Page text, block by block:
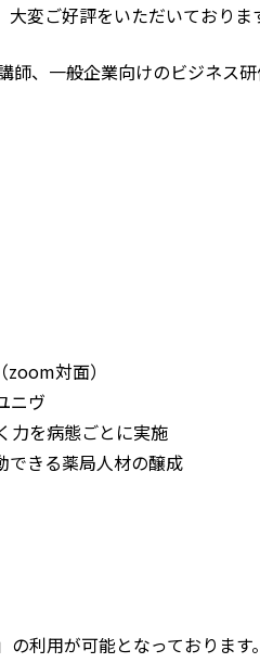
変ご好評をいただいておりま
、一般企業向けのビジネス
対面）
ニヴ
力を病態ごとに実施
できる薬局人材の醸成
利用が可能となっております。